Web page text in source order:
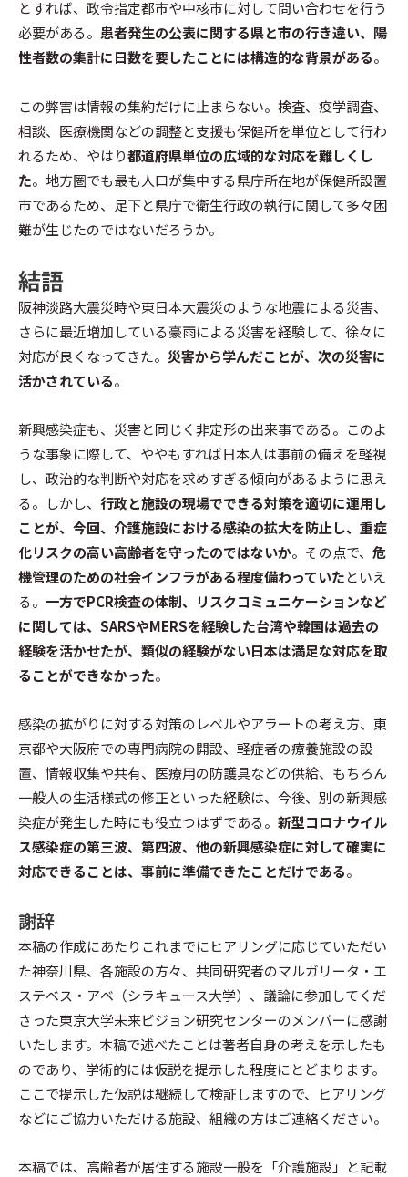
とすれば、政令指定都市や中核市に対して問い合わせを行う
必要がある。 患者発生の公表に関する県と市の行き違い、陽
性者数の集計に日数を要したことには構造的な背景がある。
この弊害は情報の集約だけに止まらない。検査、疫学調査、
相談、医療機関などの調整と支援も保健所を単位として行わ
れるため、やはり都道府県単位の広域的な対応を難しくし
た。地方圏でも最も人口が集中する県庁所在地が保健所設置
市であるため、足下と県庁で衛生行政の執行に関して多々困
難が生じたのではないだろうか。
結語
阪神淡路大震災時や東日本大震災のような地震による災害、
さらに最近増加している豪雨による災害を経験して、徐々に
対応が良くなってきた。 災害から学んだことが、次の災害に
活かされている。
新興感染症も、災害と同じく非定形の出来事である。このよ
うな事象に際して、ややもすれば日本人は事前の備えを軽視
し、政治的な判断や対応を求めすぎる傾向があるように思え
る。しかし、 行政と施設の現場でできる対策を適切に運用し
ことが、今回、介護施設における感染の拡大を防止し、重症
化リスクの高い高齢者を守ったのではないか。その点で、 危
機管理のための社会インフラがある程度備わっていたといえ
る。 一方でPCR検査の体制、リスクコミュニケーションなど
に関しては、SARSやMERSを経験した台湾や韓国は過去の
経験を活かせたが、類似の経験がない日本は満足な対応を取
ることができなかった。
感染の拡がりに対する対策のレベルやアラートの考え方、東
京都や大阪府での専門病院の開設、軽症者の療養施設の設
置、情報収集や共有、医療用の防護具などの供給、もちろん
一般人の生活様式の修正といった経験は、今後、別の新興感
染症が発生した時にも役立つはずである。 新型コロナウイル
ス感染症の第三波、第四波、他の新興感染症に対して確実に
対応できることは、事前に準備できたことだけである。
謝辞
本稿の作成にあたりこれまでにヒアリングに応じていただい
た神奈川県、各施設の方々、共同研究者のマルガリータ・エ
ステベス・アベ（シラキュース大学）、議論に参加してくだ
さった東京大学未来ビジョン研究センターのメンバーに感謝
いたします。本稿で述べたことは著者自身の考えを示したも
のであり、学術的には仮説を提示した程度にとどまります。
ここで提示した仮説は継続して検証しますので、ヒアリング
などにご協力いただける施設、組織の方はご連絡ください。
本稿では、高齢者が居住する施設一般を「介護施設」と記載